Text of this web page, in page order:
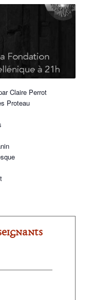
Claire Perrot
Proteau